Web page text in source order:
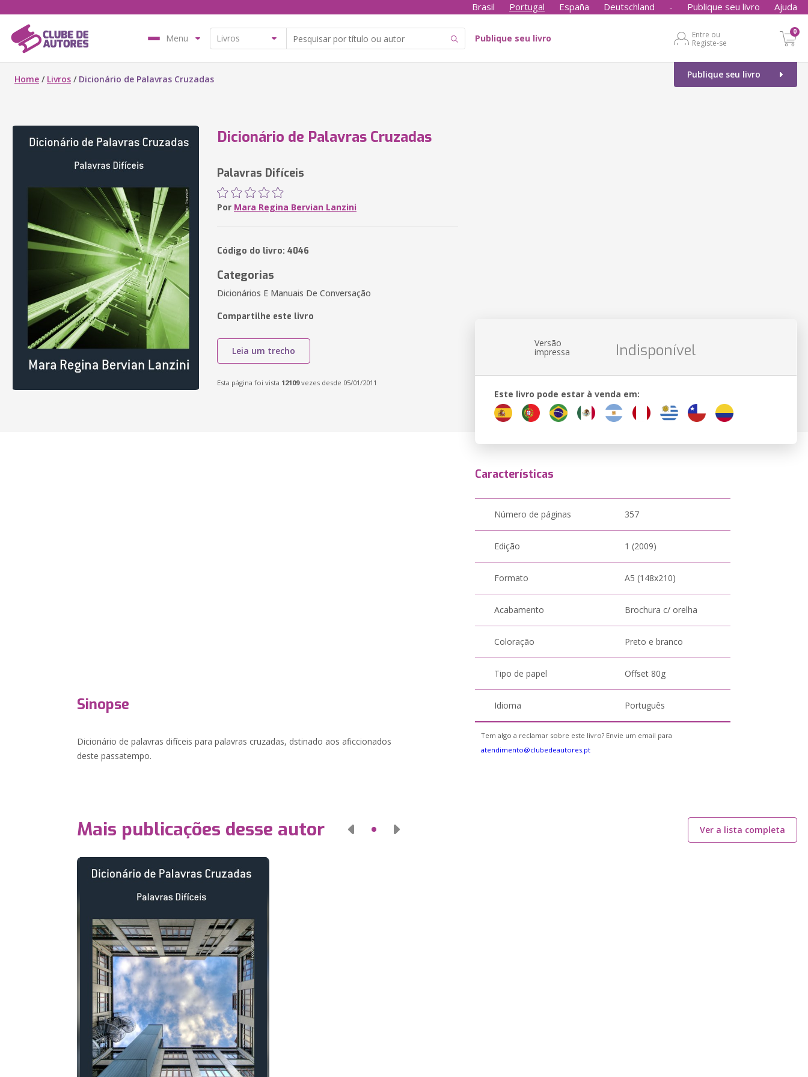
Brasil Portugal España Deutschland - Publique seu livro Ajuda
Menu Publique seu livro
Entre ou
Registe-se
0
Publique seu livro
Home / Livros / Dicionário de Palavras Cruzadas
Dicionário de Palavras Cruzadas
Palavras Difíceis
Por Mara Regina Bervian Lanzini
Código do livro: 4046
Categorias
Dicionários E Manuais De Conversação
Compartilhe este livro
Leia um trecho
Esta página foi vista 12109vezes desde 05/01/2011
Versão
impressa Indisponível
Este livro pode estar à venda em:
Sinopse
Dicionário de palavras difíceis para palavras cruzadas, dstinado aos aficcionados
deste passatempo.
Características
Número de páginas 357
Edição 1 (2009)
Formato A5 (148x210)
Acabamento Brochura c/ orelha
Coloração Preto e branco
Tipo de papel Offset 80g
Idioma Português
Tem algo a reclamar sobre este livro? Envie um email para
atendimento@clubedeautores.pt
Mais publicações desse autor Ver a lista completa